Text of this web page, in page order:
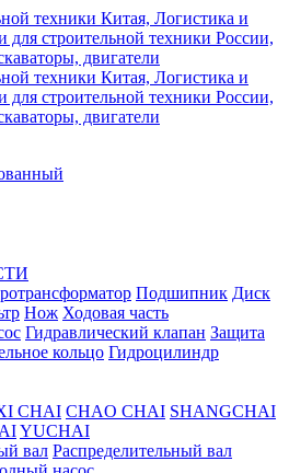
Подшипник Диск
Нож Ходовая часть
Гидравлический клапан Защита
кольцо Гидроцилиндр
CHAI CHAO CHAI SHANGCHAI
YUCHAI
вал Распределительный вал